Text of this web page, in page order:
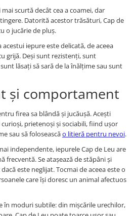
scurtă decât cea a coamei, dar
Datorită acestor trăsături, Cap de
o jucărie de pluș.
iepure este delicată, de aceea
grijă. Deși sunt rezistenți, sunt
lăsați să sară de la înălțime sau sunt
și comportament
firea sa blândă și jucăușă. Acești
prietenoși și sociabili, fiind ușor
sau să foloseascăo litieră pentru nevoi.
independente, iepurele Cap de Leu are
frecventă. Se atașează de stăpâni și
este neglijat. Tocmai de aceea este o
care își doresc un animal afectuos
în moduri subtile: din mișcările urechilor,